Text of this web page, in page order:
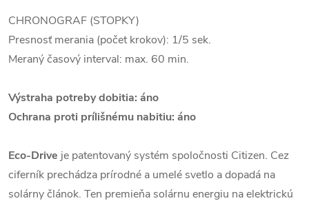
CHRONOGRAF (STOPKY)
Presnosť merania (počet krokov): 1/5 sek.
Meraný časový interval: max. 60 min.
Výstraha potreby dobitia: áno
Ochrana proti prílišnému nabitiu: áno
Eco-Drive je patentovaný systém spoločnosti Citizen. Cez
ciferník prechádza prírodné a umelé svetlo a dopadá na
solárny článok. Ten premieňa solárnu energiu na elektrickú